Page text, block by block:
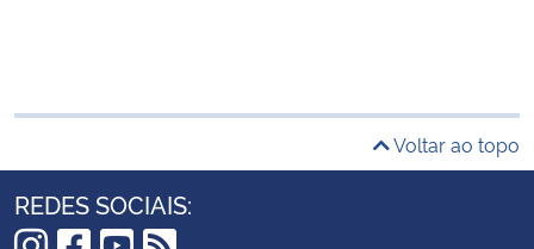
Voltar ao topo
REDES SOCIAIS: